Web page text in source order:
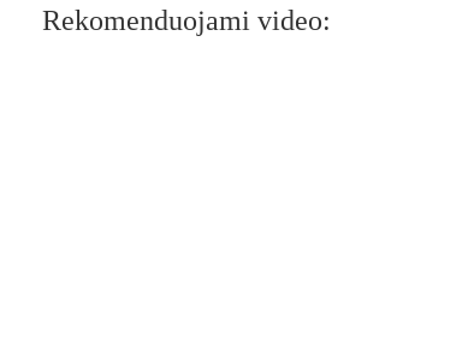
Rekomenduojami video: